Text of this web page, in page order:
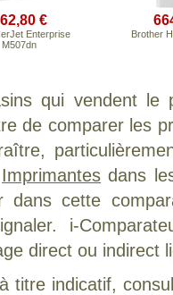
€
Enterprise
M507dn
Brother
qui vendent le
de comparer les
Imprimantes dans
dans cette
i-
direct ou indirect
titre indicatif,